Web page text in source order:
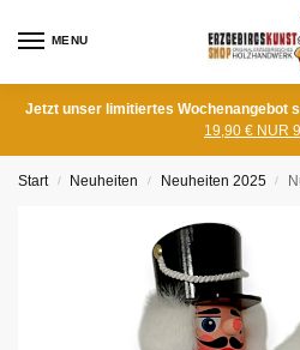
MENU
Jetzt unser limitiertes Wochenangebot
19,90 € NUR
Start / Neuheiten / Neuheiten 2025 /